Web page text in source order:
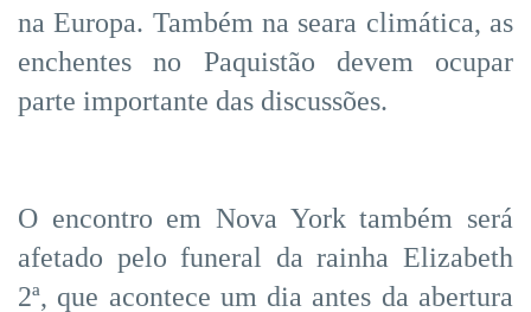
na Europa. Também na seara climática, as
enchentes no Paquistão devem ocupar
parte importante das discussões.
O encontro em Nova York também será
afetado pelo funeral da rainha Elizabeth
2ª, que acontece um dia antes da abertura